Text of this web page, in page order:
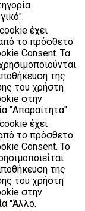
έχει
το πρόσθετο
Consent. Τα
της
του χρήστη
στην
"Απαραίτητα".
έχει
το πρόσθετο
Consent. Το
της
του χρήστη
στην
"Άλλο.